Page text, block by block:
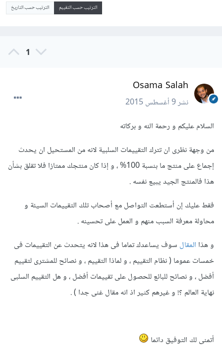
الترتيب حسب التقييم الترتيب حسب التاريخ
1
Osama Salah
نشر9 أغسطس 2015
السلام عليكم و رحمة الله و بركاته
من وجهة نظرى ان تترك التقييمات السلبية لانه من المستحيل ان يحدث
إجماع على منتج ما بنسبة 100% ، و إذا كان منتجك ممتازا فلا تقلق بشأن
هذا فالمنتج الجيد يبيع نفسه .
فقط عليك إن أستطعت التواصل مع أصحاب تلك التقييمات السيئة و
محاولة معرفة السبب منهم و العمل على تحسينه .
و هذا المقالسوف يساعدك تماما فى هذا لانه يتحدث عن التقييمات فى
خمسات عموما ( نظام التقييم ، و لماذا التقييم ، و نصائح للمشترى لتقييم
أفضل ، و نصائح للبائع للحصول على تقييمات أفضل ، و هل التقييم السلبى
نهاية العالم ؟! و غيرهم كثير اذ انه مقال غنى جدا ) .
أتمنى لك التوفيق دائما